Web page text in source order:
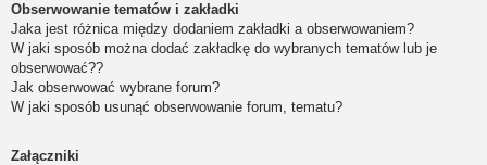
Obserwowanie tematów i zakładki
Jaka jest różnica między dodaniem zakładki a obserwowaniem?
W jaki sposób można dodać zakładkę do wybranych tematów lub je
obserwować??
Jak obserwować wybrane forum?
W jaki sposób usunąć obserwowanie forum, tematu?
Załączniki